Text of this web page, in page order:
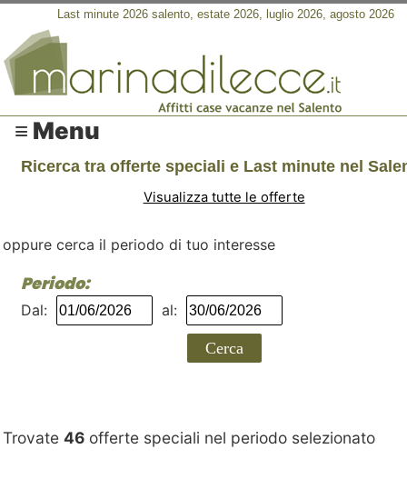
Last minute 2026 salento, estate 2026, luglio 2026, agosto 2026
≡ Menu
Ricerca tra offerte speciali e Last minute nel
Visualizza tutte le offerte
oppure cerca il periodo di tuo interesse
Periodo:
Dal: al:
Cerca
Trovate46 offerte speciali nel periodo selezionato